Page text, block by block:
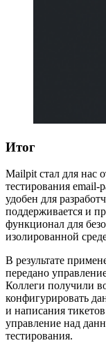
Итог
Mailpit стал для нас
тестирования email-
удобен для
поддерживается и
функционал для
изолированной
В результате
передано
Коллеги получили
конфигурировать
и написания
управление над
тестирования.